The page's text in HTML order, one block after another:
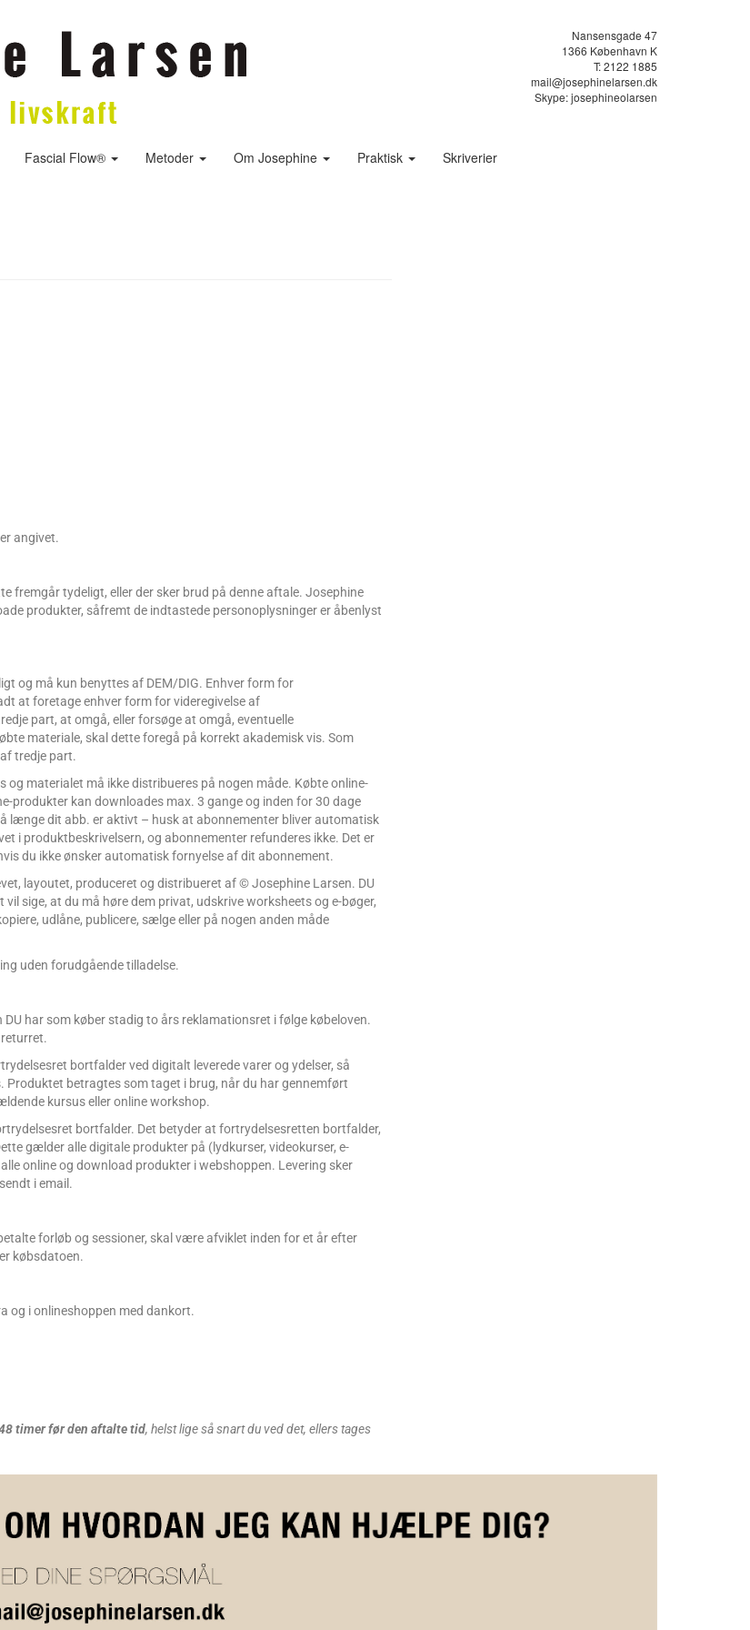
Nansensgade 47
1366 København K
T: 2122 1885
mail@josephinelarsen.dk
Skype: josephineolarsen
Fascial Flow® Metoder Om Josephine Praktisk Skriverier
angivet.
fremgår tydeligt, eller der sker brud på denne aftale. Josephine
produkter, såfremt de indtastede personoplysninger er åbenlyst
og må kun benyttes af DEM/DIG. Enhver form for
at foretage enhver form for videregivelse af
part, at omgå, eller forsøge at omgå, eventuelle
materiale, skal dette foregå på korrekt akademisk vis. Som
tredje part.
materialet må ikke distribueres på nogen måde. Købte online-
produkter kan downloades max. 3 gange og inden for 30 dage
længe dit abb. er aktivt – husk at abonnementer bliver automatisk
i produktbeskrivelsern, og abonnementer refunderes ikke. Det er
du ikke ønsker automatisk fornyelse af dit abonnement.
layoutet, produceret og distribueret af © Josephine Larsen. DU
sige, at du må høre dem privat, udskrive worksheets og e-bøger,
udlåne, publicere, sælge eller på nogen anden måde
uden forudgående tilladelse.
har som køber stadig to års reklamationsret i følge købeloven.
bortfalder ved digitalt leverede varer og ydelser, så
Produktet betragtes som taget i brug, når du har gennemført
kursus eller online workshop.
bortfalder. Det betyder at fortrydelsesretten bortfalder,
gælder alle digitale produkter på (lydkurser, videokurser, e-
online og download produkter i webshoppen. Levering sker
i email.
forløb og sessioner, skal være afviklet inden for et år efter
købsdatoen.
og i onlineshoppen med dankort.
timer før den aftalte tid, helst lige så snart du ved det, ellers tages